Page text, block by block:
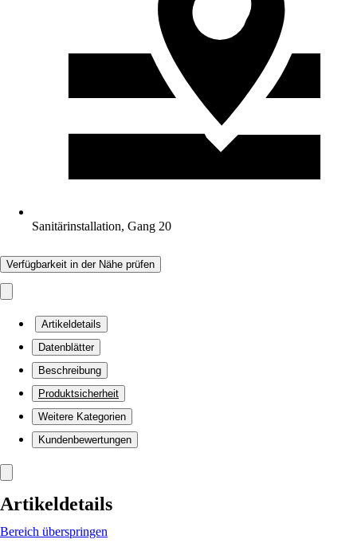
Sanitärinstallation, Gang 20
Verfügbarkeit in der Nähe prüfen
Artikeldetails
Datenblätter
Beschreibung
Produktsicherheit
Weitere Kategorien
Kundenbewertungen
Artikeldetails
Bereich überspringen